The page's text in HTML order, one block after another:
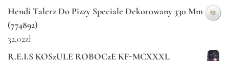
Hendi Talerz Do Pizzy Speciale Dekorowany 330 Mm
(774892)
32,02zł
R.E.I.S KOSzULE ROBOCzE KF-MCXXXL